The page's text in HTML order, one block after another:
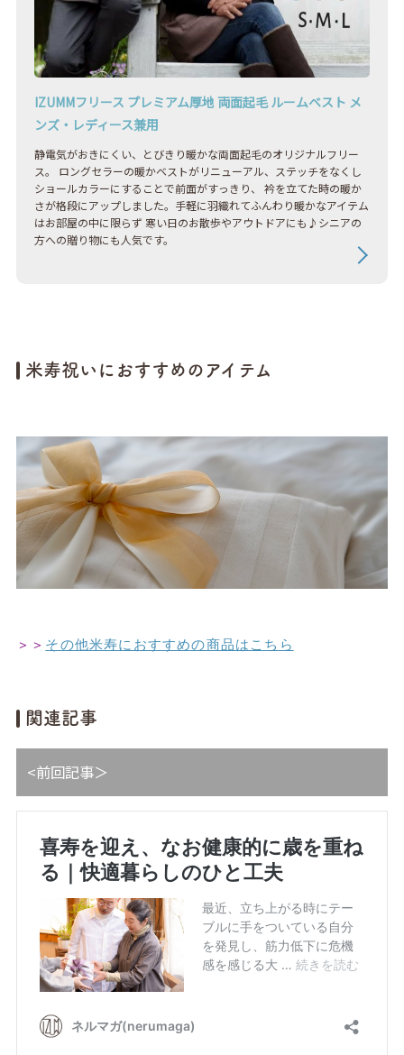
IZUMMフリース プレミアム厚地 両面起毛 ルームベスト メ
ンズ・レディース兼用
静電気がおきにくい、とびきり暖かな両面起毛のオリジナルフリー
ス。 ロングセラーの暖かベストがリニューアル、ステッチをなくし
ショールカラーにすることで前面がすっきり、 衿を立てた時の暖か
さが格段にアップしました。手軽に羽織れてふんわり暖かなアイテム
はお部屋の中に限らず 寒い日のお散歩やアウトドアにも♪シニアの
方への贈り物にも人気です。
米寿祝いにおすすめのアイテム
＞＞ その他米寿におすすめの商品はこちら
関連記事
<前回記事＞